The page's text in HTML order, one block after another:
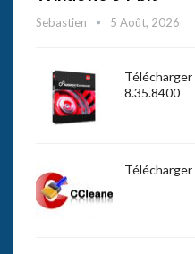
Sebastien 5 Août, 2026
8.35.8400
Télécharger